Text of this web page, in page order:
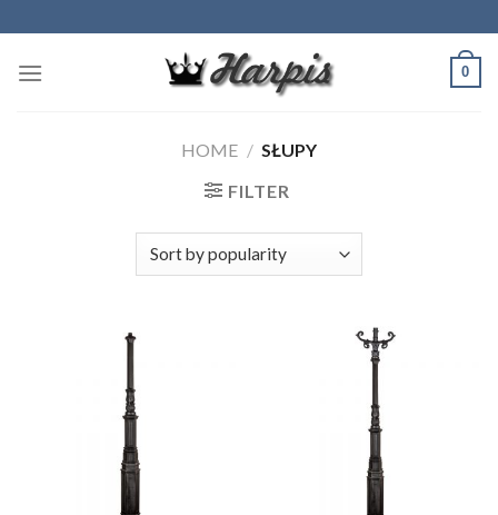
to
content
0
HOME / SŁUPY
FILTER